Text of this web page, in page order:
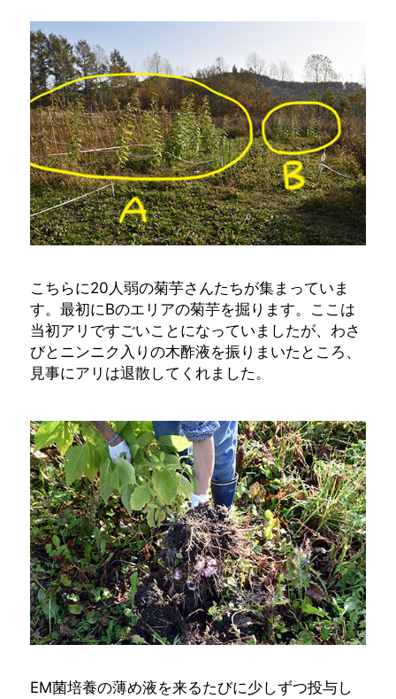
こちらに20人弱の菊芋さんたちが集まっていま
す。最初にBのエリアの菊芋を掘ります。ここは
当初アリですごいことになっていましたが、わさ
びとニンニク入りの木酢液を振りまいたところ、
見事にアリは退散してくれました。
EM菌培養の薄め液を来るたびに少しずつ投与し